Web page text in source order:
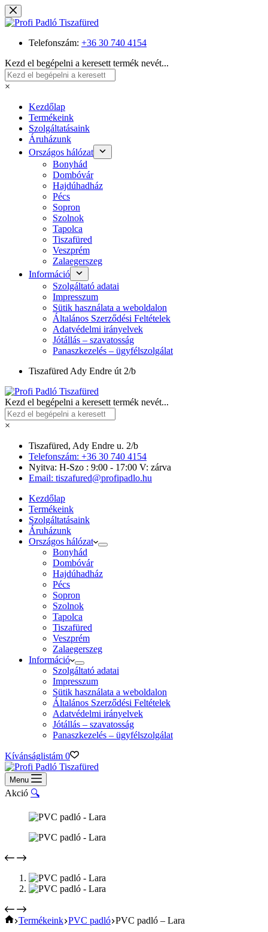
Skip
to
Telefonszám: +36 30 740 4154
Kezd el begépelni a keresett termék nevét...
×
Kezdőlap
Termékeink
Szolgáltatásaink
Áruházunk
Országos hálózat
Bonyhád
Dombóvár
Hajdúhadház
Pécs
Sopron
Szolnok
Tapolca
Tiszafüred
Veszprém
Zalaegerszeg
Információ
Szolgáltató adatai
Impresszum
Sütik használata a weboldalon
Általános Szerződési Feltételek
Adatvédelmi irányelvek
Jótállás – szavatosság
Panaszkezelés – ügyfélszolgálat
Tiszafüred Ady Endre út 2/b
Kezd el begépelni a keresett termék nevét...
×
Tiszafüred, Ady Endre u. 2/b
Telefonszám: +36 30 740 4154
Nyitva: H-Szo : 9:00 - 17:00 V: zárva
Email: tiszafured@profipadlo.hu
Kezdőlap
Termékeink
Szolgáltatásaink
Áruházunk
Országos hálózat
Bonyhád
Dombóvár
Hajdúhadház
Pécs
Sopron
Szolnok
Tapolca
Tiszafüred
Veszprém
Zalaegerszeg
Információ
Szolgáltató adatai
Impresszum
Sütik használata a weboldalon
Általános Szerződési Feltételek
Adatvédelmi irányelvek
Jótállás – szavatosság
Panaszkezelés – ügyfélszolgálat
Kívánságlistám 0
Menu
Akció 🔍
Home
Termékeink PVC padló PVC padló – Lara